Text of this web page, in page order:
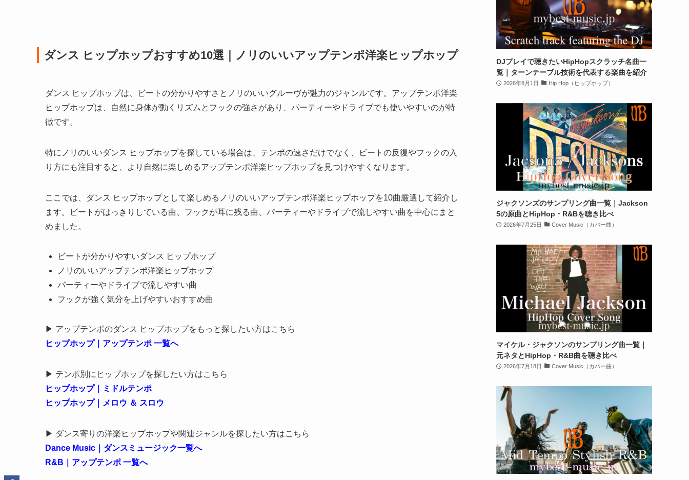
ダンス ヒップホップおすすめ10選｜ノリのいいアップテンポ洋楽ヒップホップ
ダンス ヒップホップは、ビートの分かりやすさとノリのいいグルーヴが魅力のジャンルです。アップテンポ洋楽
ヒップホップは、自然に身体が動くリズムとフックの強さがあり、パーティーやドライブでも使いやすいのが特
徴です。
特にノリのいいダンス ヒップホップを探している場合は、テンポの速さだけでなく、ビートの反復やフックの入
り方にも注目すると、より自然に楽しめるアップテンポ洋楽ヒップホップを見つけやすくなります。
ここでは、ダンス ヒップホップとして楽しめるノリのいいアップテンポ洋楽ヒップホップを10曲厳選して紹介し
ます。ビートがはっきりしている曲、フックが耳に残る曲、パーティーやドライブで流しやすい曲を中心にまと
めました。
ビートが分かりやすいダンス ヒップホップ
ノリのいいアップテンポ洋楽ヒップホップ
パーティーやドライブで流しやすい曲
フックが強く気分を上げやすいおすすめ曲
▶ アップテンポのダンス ヒップホップをもっと探したい方はこちら
ヒップホップ｜アップテンポ 一覧へ
▶ テンポ別にヒップホップを探したい方はこちら
ヒップホップ｜ミドルテンポ
ヒップホップ｜メロウ ＆ スロウ
▶ ダンス寄りの洋楽ヒップホップや関連ジャンルを探したい方はこちら
Dance Music｜ダンスミュージック一覧へ
R&B｜アップテンポ 一覧へ
DJプレイで聴きたいHipHopスクラッチ名曲一
覧｜ターンテーブル技術を代表する楽曲を紹介
2026年8月1日 Hip Hop（ヒップホップ）
ジャクソンズのサンプリング曲一覧｜Jackson
5の原曲とHipHop・R&Bを聴き比べ
2026年7月25日 Cover Music（カバー曲）
マイケル・ジャクソンのサンプリング曲一覧｜
元ネタとHipHop・R&B曲を聴き比べ
2026年7月18日 Cover Music（カバー曲）